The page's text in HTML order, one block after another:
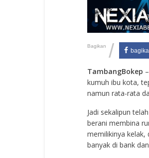
Bagikan /
TambangBokep
kumuh ibu kota,
namun rata-rata
Jadi sekalipun
berani membina
memilikinya kelak,
banyak di bank